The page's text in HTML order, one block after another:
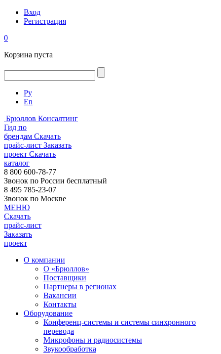
Вход
Регистрация
0
Корзина пуста
Ру
En
Брюллов Консалтинг
Гид по
брендам Скачать
прайс-лист Заказать
проект Скачать
каталог
8 800 600-78-77
Звонок по России бесплатный
8 495 785-23-07
Звонок по Москве
МЕНЮ
Скачать
прайс-лист
Заказать
проект
О компании
О «Брюллов»
Поставщики
Партнеры в регионах
Вакансии
Контакты
Оборудование
Конференц-системы и системы синхронного
перевода
Микрофоны и радиосистемы
Звукообработка